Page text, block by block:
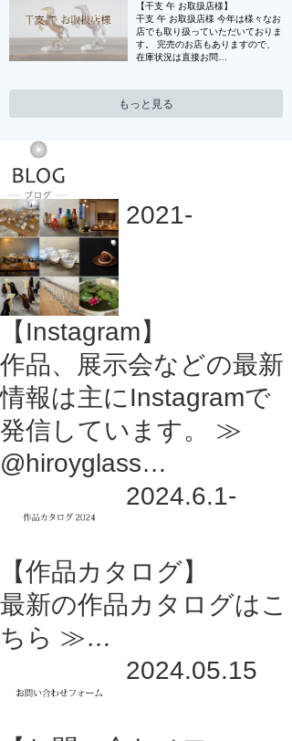
【干支 午 お取扱店様】
干支 午 お取扱店様 今年は様々なお
店でも取り扱っていただいておりま
す。 完売のお店もありますので、
在庫状況は直接お問…
もっと見る
2021-
【Instagram】
作品、展示会などの最新
情報は主にInstagramで
発信しています。 ≫
@hiroyglass…
2024.6.1-
【作品カタログ】
最新の作品カタログはこ
ちら ≫…
2024.05.15